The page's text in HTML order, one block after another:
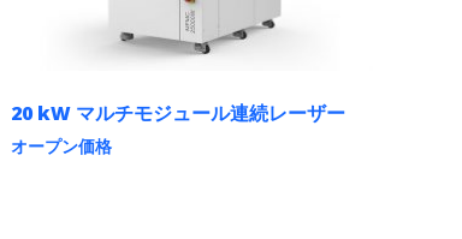
20 kW マルチモジュール連続レーザー
オープン価格